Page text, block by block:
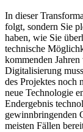
In dieser
folgt, sondern Sie
haben, wie Sie
technische
kommenden
Digitalisierung
des Projektes noch
neue Technologie
Endergebnis
gewinnbringenden
meisten Fällen